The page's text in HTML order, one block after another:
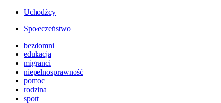
Uchodźcy
Społeczeństwo
bezdomni
edukacja
migranci
niepełnosprawność
pomoc
rodzina
sport